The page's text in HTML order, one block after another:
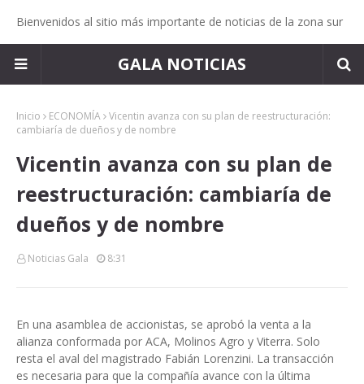
Bienvenidos al sitio más importante de noticias de la zona sur
GALA NOTICIAS
Inicio ECONOMÍA Vicentin avanza con su plan de reestructuración:
cambiaría de dueños y de nombre
Vicentin avanza con su plan de
reestructuración: cambiaría de
dueños y de nombre
Noticias Gala 8:31
En una asamblea de accionistas, se aprobó la venta a la
alianza conformada por ACA, Molinos Agro y Viterra. Solo
resta el aval del magistrado Fabián Lorenzini. La transacción
es necesaria para que la compañía avance con la última